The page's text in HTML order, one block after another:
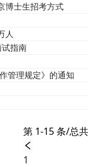
博士生招考方式
人
指南
管理规定》的通知
第 1-15 条/总
1